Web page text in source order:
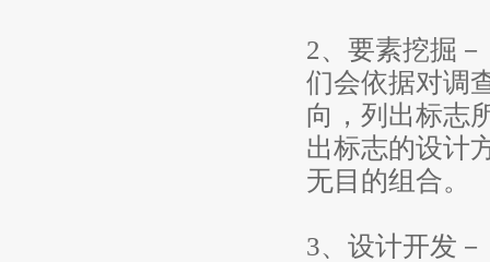
2、要素挖掘
们会依据对调
向，列出标志
出标志的设计
无目的组合。
3、设计开发